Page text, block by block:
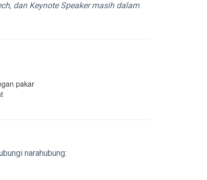
dan Keynote Speaker masih dalam
pakar
narahubung: